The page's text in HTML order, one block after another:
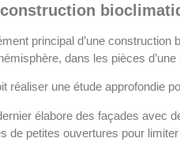
principal d’une
dans les pièces d’une
réaliser une étude approfondie
élabore des façades
petites ouvertures pour